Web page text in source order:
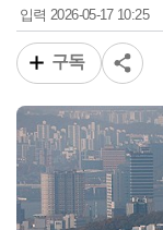
입력 2026-05-17 10:25
구독